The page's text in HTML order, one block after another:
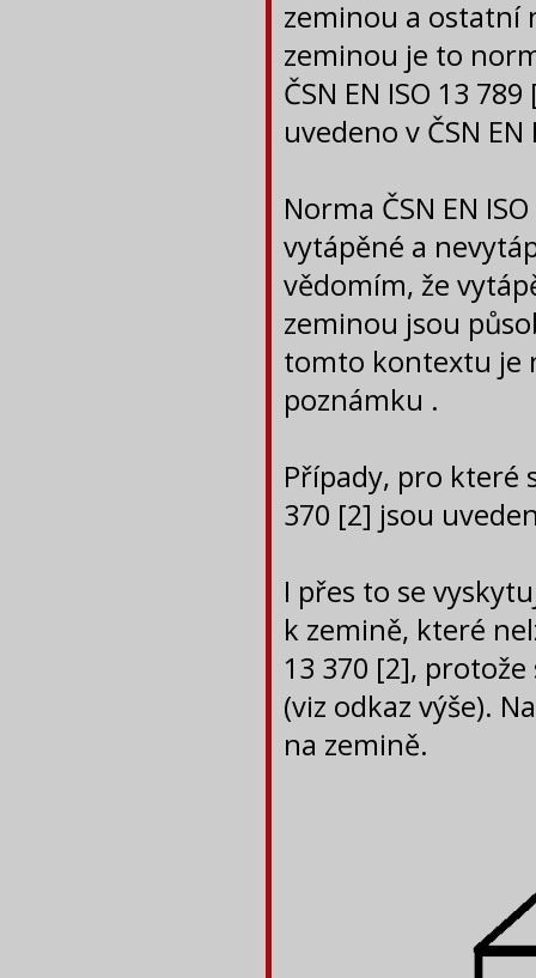
zeminou a ostatní
zeminou je to
ČSN EN ISO 13
uvedeno v ČSN
Norma ČSN EN
vytápěné a
vědomím, že
zeminou jsou
tomto kontextu je
poznámku .
Případy, pro které
370 [2] jsou
I přes to se
k zemině, které
13 370 [2],
(viz odkaz výše).
na zemině.